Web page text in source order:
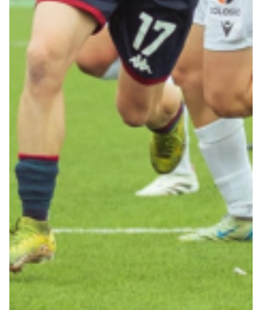
Summer Sale
Mare
Accessori
Helan x Genoa
Isolani x Genoa
Gift Card Online Store